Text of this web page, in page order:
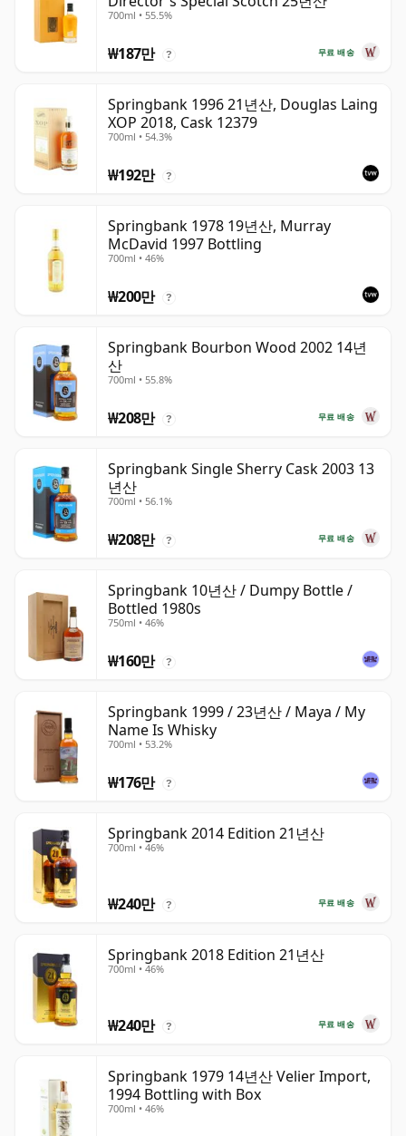
700ml • 55.5%
무료 배송
₩187만 ?
Springbank 1996 21년산, Douglas Laing
XOP 2018, Cask 12379
700ml • 54.3%
₩192만 ?
Springbank 1978 19년산, Murray
McDavid 1997 Bottling
700ml • 46%
₩200만 ?
Springbank Bourbon Wood 2002 14년
산
700ml • 55.8%
무료 배송
₩208만 ?
Springbank Single Sherry Cask 2003 13
년산
700ml • 56.1%
무료 배송
₩208만 ?
Springbank 10년산 / Dumpy Bottle /
Bottled 1980s
750ml • 46%
₩160만 ?
Springbank 1999 / 23년산 / Maya / My
Name Is Whisky
700ml • 53.2%
₩176만 ?
Springbank 2014 Edition 21년산
700ml • 46%
무료 배송
₩240만 ?
Springbank 2018 Edition 21년산
700ml • 46%
무료 배송
₩240만 ?
Springbank 1979 14년산 Velier Import,
1994 Bottling with Box
700ml • 46%